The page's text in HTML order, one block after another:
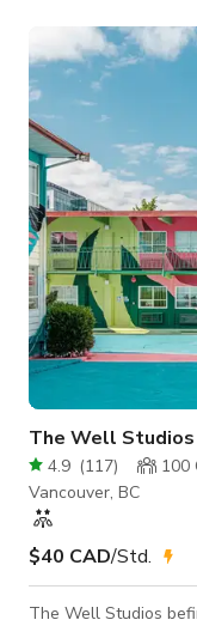
ausgerichtete
Content-Erstellung,
ganzen Tag über. Im Studio-Mietpreis enthalten sind folgende
Gegenstände: [Siehe Fotos] · Sandsäcke (4) ·
Stühle: Hock
The Well
4.9 (117) 100
Vancouver, BC
$40 CAD/Std.
The Well Studios